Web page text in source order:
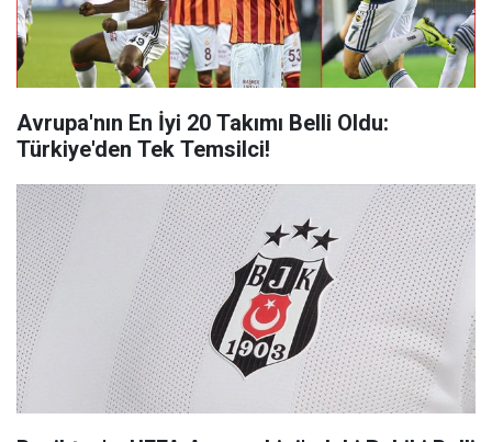
Avrupa'nın En İyi 20 Takımı Belli Oldu:
Türkiye'den Tek Temsilci!